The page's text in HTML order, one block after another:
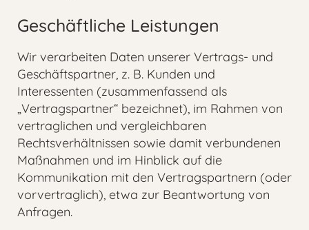
Geschäftliche Leistungen
Wir verarbeiten Daten unserer Vertrags- und
Geschäftspartner, z. B. Kunden und
Interessenten (zusammenfassend als
„Vertragspartner“ bezeichnet), im Rahmen von
vertraglichen und vergleichbaren
Rechtsverhältnissen sowie damit verbundenen
Maßnahmen und im Hinblick auf die
Kommunikation mit den Vertragspartnern (oder
vorvertraglich), etwa zur Beantwortung von
Anfragen.